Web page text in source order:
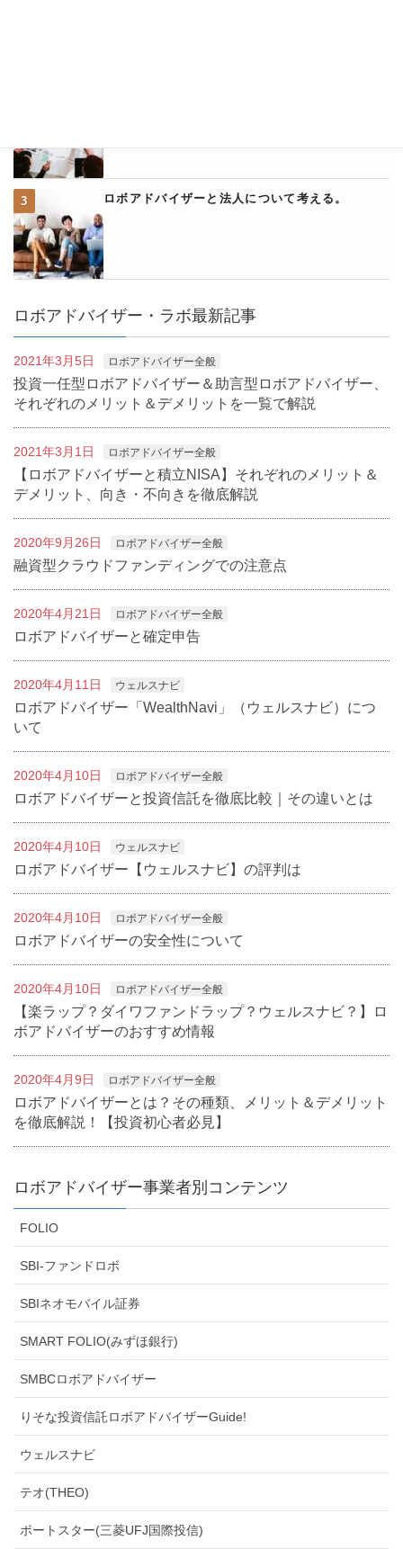
ロボアドバイザーと法人について考える。
ロボアドバイザー・ラボ最新記事
2021年3月5日 ロボアドバイザー全般
投資一任型ロボアドバイザー＆助言型ロボアドバイザー、
それぞれのメリット＆デメリットを一覧で解説
2021年3月1日 ロボアドバイザー全般
【ロボアドバイザーと積立NISA】それぞれのメリット＆
デメリット、向き・不向きを徹底解説
2020年9月26日 ロボアドバイザー全般
融資型クラウドファンディングでの注意点
2020年4月21日 ロボアドバイザー全般
ロボアドバイザーと確定申告
2020年4月11日 ウェルスナビ
ロボアドバイザー「WealthNavi」（ウェルスナビ）につ
いて
2020年4月10日 ロボアドバイザー全般
ロボアドバイザーと投資信託を徹底比較｜その違いとは
2020年4月10日 ウェルスナビ
ロボアドバイザー【ウェルスナビ】の評判は
2020年4月10日 ロボアドバイザー全般
ロボアドバイザーの安全性について
2020年4月10日 ロボアドバイザー全般
【楽ラップ？ダイワファンドラップ？ウェルスナビ？】ロ
ボアドバイザーのおすすめ情報
2020年4月9日 ロボアドバイザー全般
ロボアドバイザーとは？その種類、メリット＆デメリット
を徹底解説！【投資初心者必見】
ロボアドバイザー事業者別コンテンツ
FOLIO
SBI-ファンドロボ
SBIネオモバイル証券
SMART FOLIO(みずほ銀行)
SMBCロボアドバイザー
りそな投資信託ロボアドバイザーGuide!
ウェルスナビ
テオ(THEO)
ポートスター(三菱UFJ国際投信)